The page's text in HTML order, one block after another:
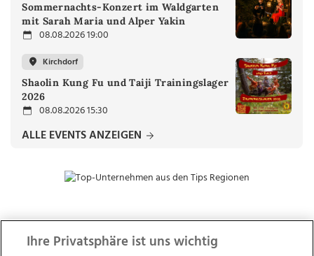
Sommernachts-Konzert im Waldgarten
mit Sarah Maria und Alper Yakin
08.08.2026 19:00
Kirchdorf
Shaolin Kung Fu und Taiji Trainingslager
2026
08.08.2026 15:30
ALLE EVENTS ANZEIGEN
ZUR NACHRICHTENÜBERSICHT
Ihre Privatsphäre ist uns wichtig